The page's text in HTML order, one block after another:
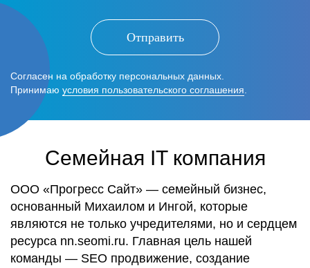
Отправить
Согласен на обработку персональных данных.
Принимаю условия пользовательского соглашения
Семейная IT компания
ООО «Прогресс Сайт» — семейный бизнес,
основанный Михаилом и Ингой, которые
являются не только учредителями, но и сердцем
ресурса nn.seomi.ru. Главная цель нашей
команды — SEO продвижение, создание